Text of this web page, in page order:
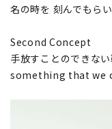
名の時を 刻んでもら
Second Concept
手放すことのできな
something that we